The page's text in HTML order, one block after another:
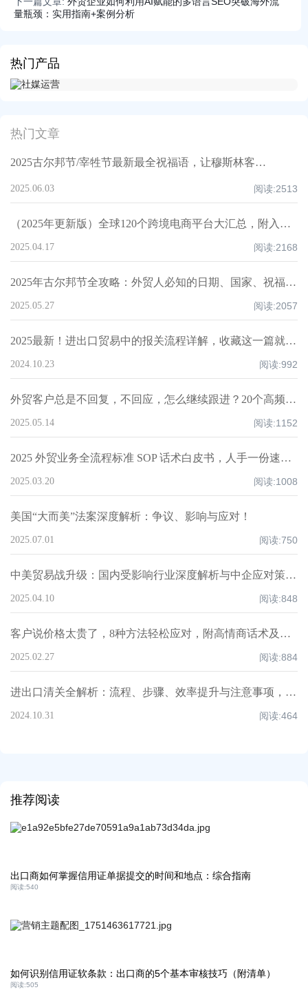
热门产品
热门文章
2025古尔邦节/宰牲节最新最全祝福语，让穆斯林客户记住你！
2025.06.03 阅读:2513
（2025年更新版）全球120个跨境电商平台大汇总，附入驻要求、注册门槛和适合品类！
2025.04.17 阅读:2168
2025年古尔邦节全攻略：外贸人必知的日期、国家、祝福技巧与禁忌清单！
2025.05.27 阅读:2057
2025最新！进出口贸易中的报关流程详解，收藏这一篇就够了！
2024.10.23 阅读:992
外贸客户总是不回复，不回应，怎么继续跟进？20个高频场景实操指南！
2025.05.14 阅读:1152
2025 外贸业务全流程标准 SOP 话术白皮书，人手一份速领！
2025.03.20 阅读:1008
美国“大而美”法案深度解析：争议、影响与应对！
2025.07.01 阅读:750
中美贸易战升级：国内受影响行业深度解析与中企应对策略！
2025.04.10 阅读:848
客户说价格太贵了，8种方法轻松应对，附高情商话术及案例！
2025.02.27 阅读:884
进出口清关全解析：流程、步骤、效率提升与注意事项，超全知识点汇总！
2024.10.31 阅读:464
推荐阅读
出口商如何掌握信用证单据提交的时间和地点：综合指南
阅读:540
如何识别信用证软条款：出口商的5个基本审核技巧（附清单）
阅读:505
量瓶颈：实用指南+案例分析